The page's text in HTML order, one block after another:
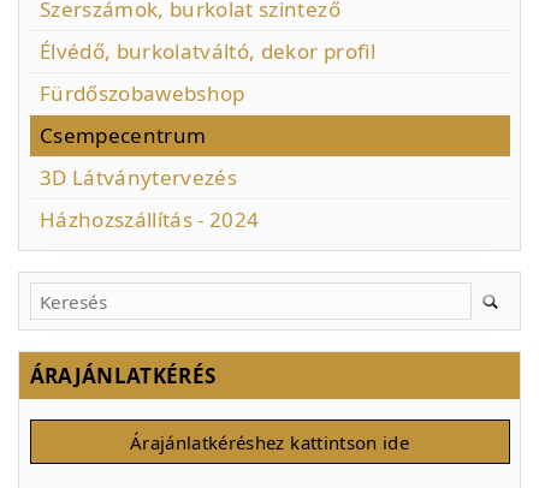
Szerszámok, burkolat szintező
Élvédő, burkolatváltó, dekor profil
Fürdőszobawebshop
Csempecentrum
3D Látványtervezés
Házhozszállítás - 2024
ÁRAJÁNLATKÉRÉS
Árajánlatkéréshez kattintson ide